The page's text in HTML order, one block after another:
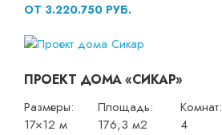
ОТ 3.220.750 РУБ.
ПРОЕКТ ДОМА «СИКАР»
Размеры:
17×12 м
Площадь:
176,3 м2
Комнат:
4